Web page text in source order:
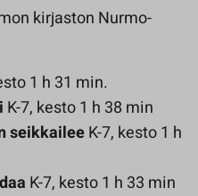
kirjaston Nurmo-
1 h 31 min.
K-7, kesto 1 h 38 min
seikkaileeK-7, kesto 1 h
K-7, kesto 1 h 33 min